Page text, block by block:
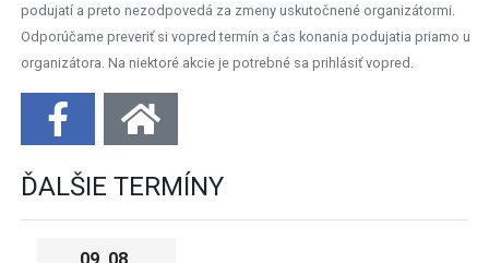
podujatí a preto nezodpovedá za zmeny uskutočnené organizátormi.
Odporúčame preveriť si vopred termín a čas konania podujatia priamo u
organizátora. Na niektoré akcie je potrebné sa prihlásiť vopred.
ĎALŠIE TERMÍNY